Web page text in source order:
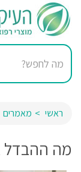
ראשי מאמרים
מה ההבדל